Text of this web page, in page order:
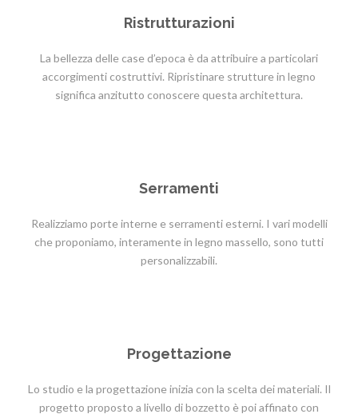
Ristrutturazioni
La bellezza delle case d’epoca è da attribuire a particolari
accorgimenti costruttivi. Ripristinare strutture in legno
significa anzitutto conoscere questa architettura.
Serramenti
Realizziamo porte interne e serramenti esterni. I vari modelli
che proponiamo, interamente in legno massello, sono tutti
personalizzabili.
Progettazione
Lo studio e la progettazione inizia con la scelta dei materiali. Il
progetto proposto a livello di bozzetto è poi affinato con